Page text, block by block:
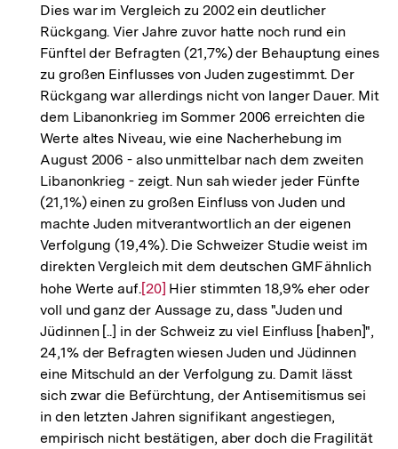
Fußnote
Dies war im Vergleich zu 2002 ein deutlicher
Rückgang. Vier Jahre zuvor hatte noch rund ein
Fünftel der Befragten (21,7%) der Behauptung eines
zu großen Einflusses von Juden zugestimmt. Der
Rückgang war allerdings nicht von langer Dauer. Mit
dem Libanonkrieg im Sommer 2006 erreichten die
Werte altes Niveau, wie eine Nacherhebung im
August 2006 - also unmittelbar nach dem zweiten
Libanonkrieg - zeigt. Nun sah wieder jeder Fünfte
(21,1%) einen zu großen Einfluss von Juden und
machte Juden mitverantwortlich an der eigenen
Verfolgung (19,4%). Die Schweizer Studie weist im
direkten Vergleich mit dem deutschen GMF ähnlich
hohe Werte auf.Zur
Auflösung
der
Fußnote
[20] Hier stimmten 18,9% eher oder
voll und ganz der Aussage zu, dass "Juden und
Jüdinnen [..] in der Schweiz zu viel Einfluss [haben]",
24,1% der Befragten wiesen Juden und Jüdinnen
eine Mitschuld an der Verfolgung zu. Damit lässt
sich zwar die Befürchtung, der Antisemitismus sei
in den letzten Jahren signifikant angestiegen,
empirisch nicht bestätigen, aber doch die Fragilität